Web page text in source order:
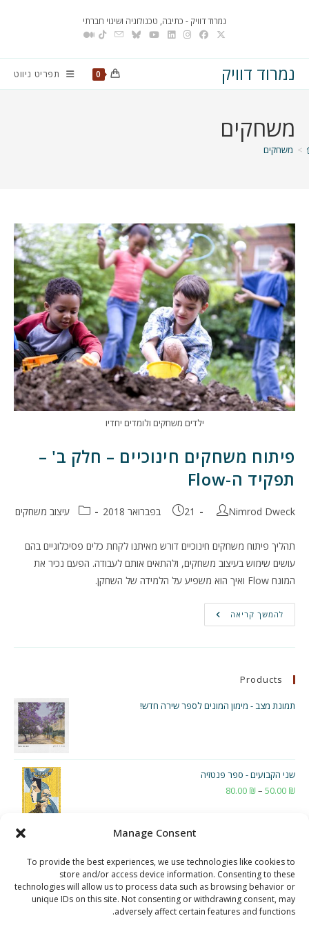
Manage Consent
To provide the best experiences, we use technologies like cookies to
store and/or access device information. Consenting to these
technologies will allow us to process data such as browsing behavior or
unique IDs on this site. Not consenting or withdrawing consent, may
adversely affect certain features and functions.
נמרוד דוויק - כתיבה, טכנולוגיה ושינוי חברתי
נמרוד דוויק 0 תפריט ניווט
משחקים
> משחקים
ילדים משחקים ולומדים יחדיו
פיתוח משחקים חינוכיים – חלק ב' –
תפקיד ה-Flow
מחבר:
Nimrod Dweck פורסם:
21 בפברואר 2018 קטגוריה:עיצוב משחקים
תהליך פיתוח משחקים חינוכיים דורש מאיתנו לקחת כלים פסיכלוגיים בהם
עושים שימוש בעיצוב משחקים, ולהתאים אותם לעבודה. הפעם נכיר את
המונח Flow ואיך הוא משפיע על הלמידה של השחקן.
להמשך קריאה פיתוח
משחקים
Flow
Products
תמונת מצב - מימון המונים לספר שירה חדש!
שני הקבועים - ספר פנטזיה
50.00 ₪
–
80.00 ₪